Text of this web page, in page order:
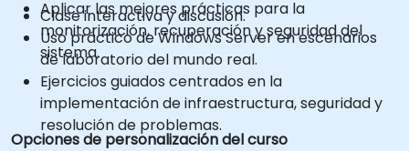
Aplicar las mejores prácticas para la
monitorización, recuperación y seguridad del
sistema.
Clase interactiva y discusión.
Uso práctico de Windows Server en escenarios
de laboratorio del mundo real.
Ejercicios guiados centrados en la
implementación de infraestructura, seguridad y
resolución de problemas.
Opciones de personalización del curso